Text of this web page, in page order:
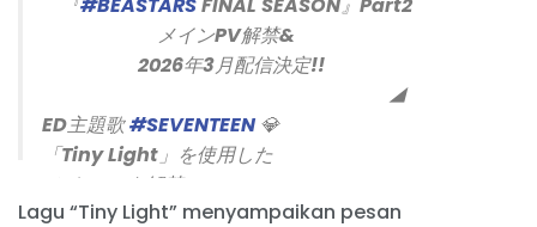
メインPV解禁&
2026年3月配信決定!!
◢
ED主題歌#SEVENTEEN 💎
「Tiny Light」を使用した
メインPVを解禁✨
Lagu “Tiny Light” menyampaikan pesan